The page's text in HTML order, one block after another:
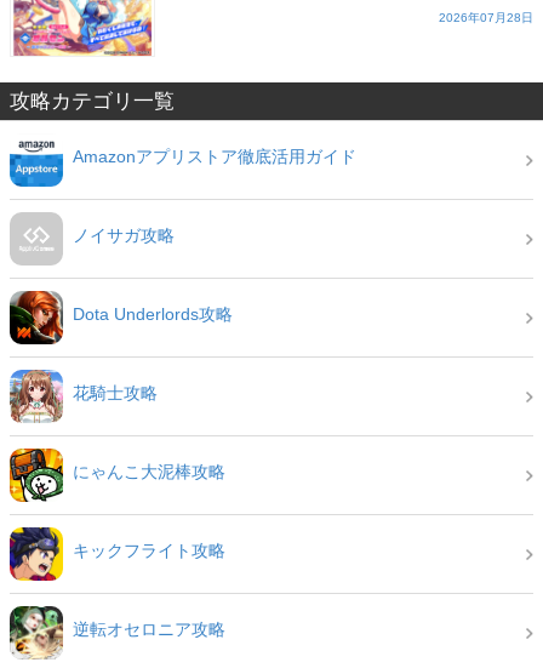
2026年07月28日
攻略カテゴリ一覧
Amazonアプリストア徹底活用ガイド
ノイサガ攻略
Dota Underlords攻略
花騎士攻略
にゃんこ大泥棒攻略
キックフライト攻略
逆転オセロニア攻略